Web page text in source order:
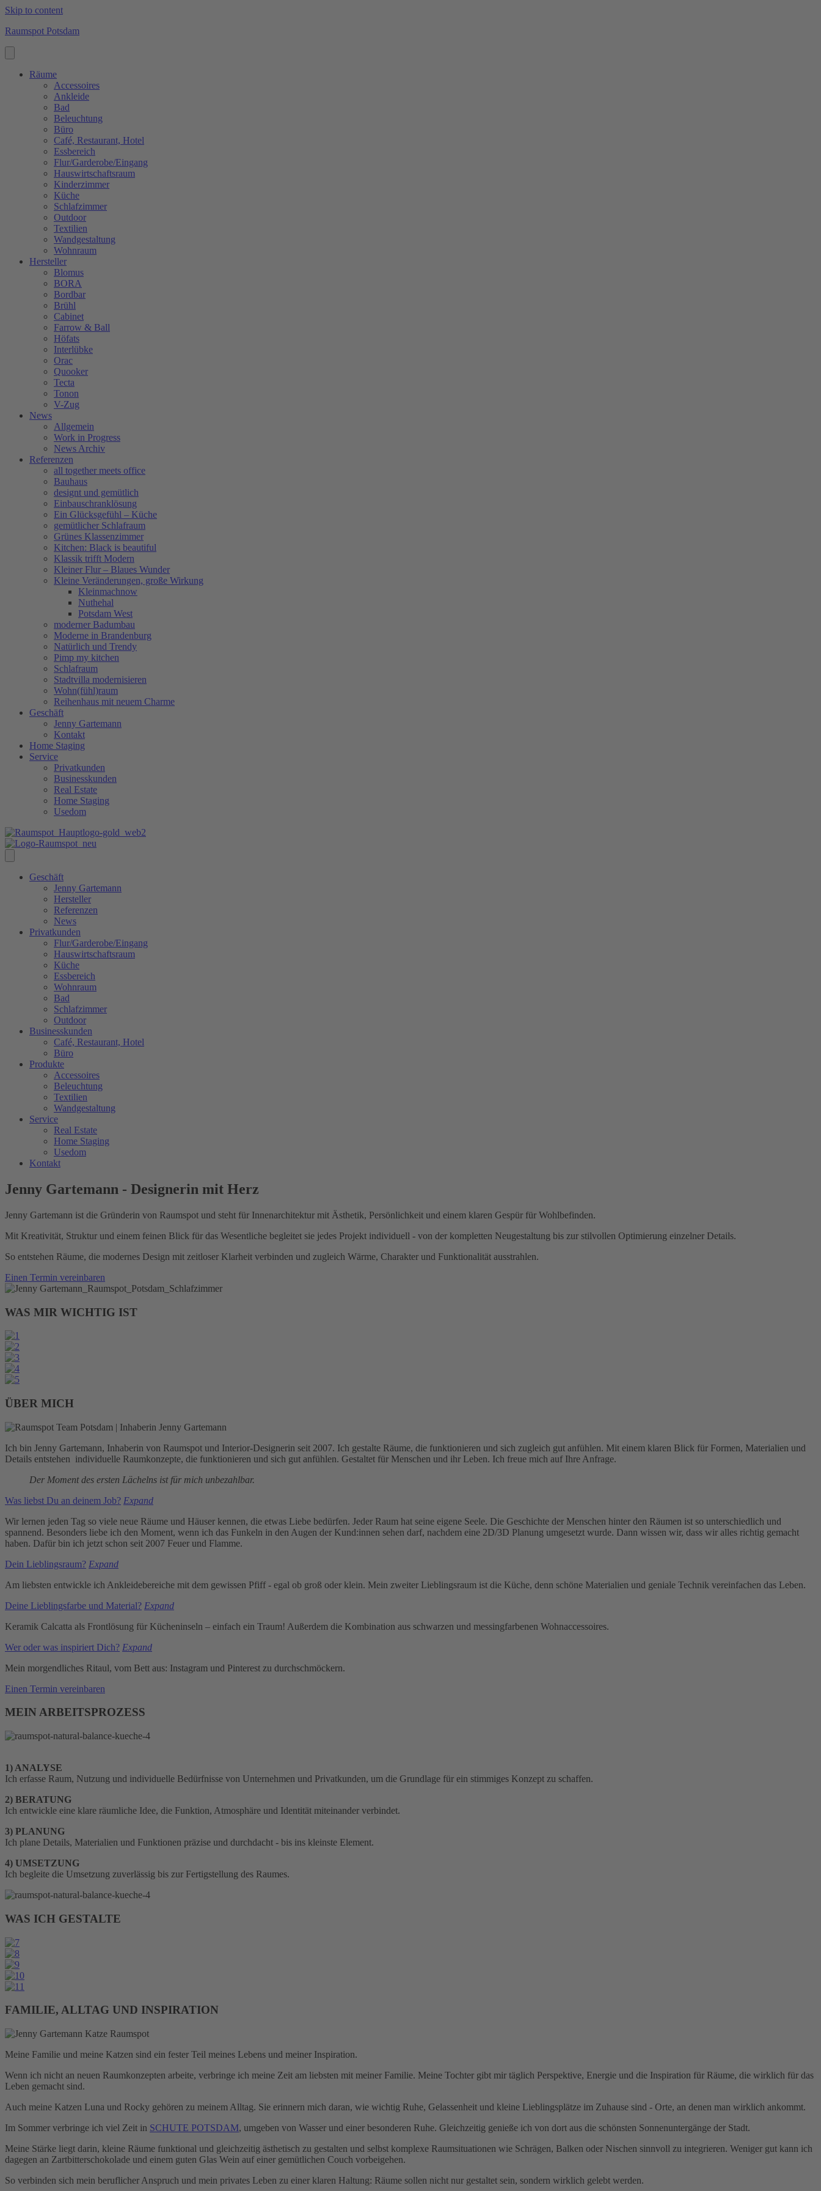
Skip to content
Raumspot Potsdam
Räume
Accessoires
Ankleide
Bad
Beleuchtung
Büro
Café, Restaurant, Hotel
Essbereich
Flur/Garderobe/Eingang
Hauswirtschaftsraum
Kinderzimmer
Küche
Schlafzimmer
Outdoor
Textilien
Wandgestaltung
Wohnraum
Hersteller
Blomus
BORA
Bordbar
Brühl
Cabinet
Farrow & Ball
Höfats
Interlübke
Orac
Quooker
Tecta
Tonon
V-Zug
News
Allgemein
Work in Progress
News Archiv
Referenzen
all together meets office
Bauhaus
designt und gemütlich
Einbauschranklösung
Ein Glücksgefühl – Küche
gemütlicher Schlafraum
Grünes Klassenzimmer
Kitchen: Black is beautiful
Klassik trifft Modern
Kleiner Flur – Blaues Wunder
Kleine Veränderungen, große Wirkung
Kleinmachnow
Nuthehal
Potsdam West
moderner Badumbau
Moderne in Brandenburg
Natürlich und Trendy
Pimp my kitchen
Schlafraum
Stadtvilla modernisieren
Wohn(fühl)raum
Reihenhaus mit neuem Charme
Geschäft
Jenny Gartemann
Kontakt
Home Staging
Service
Privatkunden
Businesskunden
Real Estate
Home Staging
Usedom
Geschäft
Jenny Gartemann
Hersteller
Referenzen
News
Privatkunden
Flur/Garderobe/Eingang
Hauswirtschaftsraum
Küche
Essbereich
Wohnraum
Bad
Schlafzimmer
Outdoor
Businesskunden
Café, Restaurant, Hotel
Büro
Produkte
Accessoires
Beleuchtung
Textilien
Wandgestaltung
Service
Real Estate
Home Staging
Usedom
Kontakt
Jenny Gartemann - Designerin mit Herz
Jenny Gartemann ist die Gründerin von Raumspot und steht für Innenarchitektur mit Ästhetik, Persönlichkeit und einem klaren Gespür für Wohlbefinden.
Mit Kreativität, Struktur und einem feinen Blick für das Wesentliche begleitet sie jedes Projekt individuell - von der kompletten Neugestaltung bis zur stilvollen Optimierung einzelner Details.
So entstehen Räume, die modernes Design mit zeitloser Klarheit verbinden und zugleich Wärme, Charakter und Funktionalität ausstrahlen.
Einen Termin vereinbaren
WAS MIR WICHTIG IST
ÜBER MICH
Ich bin Jenny Gartemann, Inhaberin von Raumspot und Interior-Designerin seit 2007. Ich gestalte Räume, die funktionieren und sich zugleich gut anfühlen. Mit einem klaren Blick für Formen, Materialien und
Details entstehen individuelle Raumkonzepte, die funktionieren und sich gut anfühlen. Gestaltet für Menschen und ihr Leben. Ich freue mich auf Ihre Anfrage.
Der Moment des ersten Lächelns ist für mich unbezahlbar.
Was liebst Du an deinem Job? Expand
Wir lernen jeden Tag so viele neue Räume und Häuser kennen, die etwas Liebe bedürfen. Jeder Raum hat seine eigene Seele. Die Geschichte der Menschen hinter den Räumen ist so unterschiedlich und
spannend. Besonders liebe ich den Moment, wenn ich das Funkeln in den Augen der Kund:innen sehen darf, nachdem eine 2D/3D Planung umgesetzt wurde. Dann wissen wir, dass wir alles richtig gemacht
haben. Dafür bin ich jetzt schon seit 2007 Feuer und Flamme.
Dein Lieblingsraum? Expand
Am liebsten entwickle ich Ankleidebereiche mit dem gewissen Pfiff - egal ob groß oder klein. Mein zweiter Lieblingsraum ist die Küche, denn schöne Materialien und geniale Technik vereinfachen das Leben.
Deine Lieblingsfarbe und Material? Expand
Keramik Calcatta als Frontlösung für Kücheninseln – einfach ein Traum! Außerdem die Kombination aus schwarzen und messingfarbenen Wohnaccessoires.
Wer oder was inspiriert Dich? Expand
Mein morgendliches Ritaul, vom Bett aus: Instagram und Pinterest zu durchschmöckern.
Einen Termin vereinbaren
MEIN ARBEITSPROZESS
1) ANALYSE
Ich erfasse Raum, Nutzung und individuelle Bedürfnisse von Unternehmen und Privatkunden, um die Grundlage für ein stimmiges Konzept zu schaffen.
2) BERATUNG
Ich entwickle eine klare räumliche Idee, die Funktion, Atmosphäre und Identität miteinander verbindet.
3) PLANUNG
Ich plane Details, Materialien und Funktionen präzise und durchdacht - bis ins kleinste Element.
4) UMSETZUNG
Ich begleite die Umsetzung zuverlässig bis zur Fertigstellung des Raumes.
WAS ICH GESTALTE
FAMILIE, ALLTAG UND INSPIRATION
Meine Familie und meine Katzen sind ein fester Teil meines Lebens und meiner Inspiration.
Wenn ich nicht an neuen Raumkonzepten arbeite, verbringe ich meine Zeit am liebsten mit meiner Familie. Meine Tochter gibt mir täglich Perspektive, Energie und die Inspiration für Räume, die wirklich für das
Leben gemacht sind.
Auch meine Katzen Luna und Rocky gehören zu meinem Alltag. Sie erinnern mich daran, wie wichtig Ruhe, Gelassenheit und kleine Lieblingsplätze im Zuhause sind - Orte, an denen man wirklich ankommt.
Im Sommer verbringe ich viel Zeit in SCHUTE POTSDAM, umgeben von Wasser und einer besonderen Ruhe. Gleichzeitig genieße ich von dort aus die schönsten Sonnenuntergänge der Stadt.
Meine Stärke liegt darin, kleine Räume funktional und gleichzeitig ästhetisch zu gestalten und selbst komplexe Raumsituationen wie Schrägen, Balken oder Nischen sinnvoll zu integrieren. Weniger gut kann ich
dagegen an Zartbitterschokolade und einem guten Glas Wein auf einer gemütlichen Couch vorbeigehen.
So verbinden sich mein beruflicher Anspruch und mein privates Leben zu einer klaren Haltung: Räume sollen nicht nur gestaltet sein, sondern wirklich gelebt werden.